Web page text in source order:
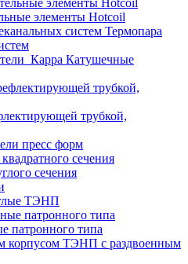
элементы Hotcoil
Термопара
Катушечные
трубкой,
пресс форм
квадратного сечения
сечения
ТЭНП
патронного типа
ТЭНП с раздвоенным